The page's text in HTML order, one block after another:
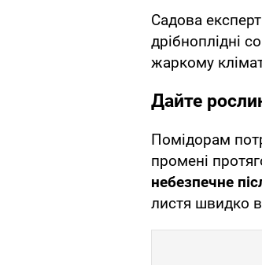
Садова
дрібноплідні
жаркому
Дайте
Помідорам
промені
небезпечне
листя швидко